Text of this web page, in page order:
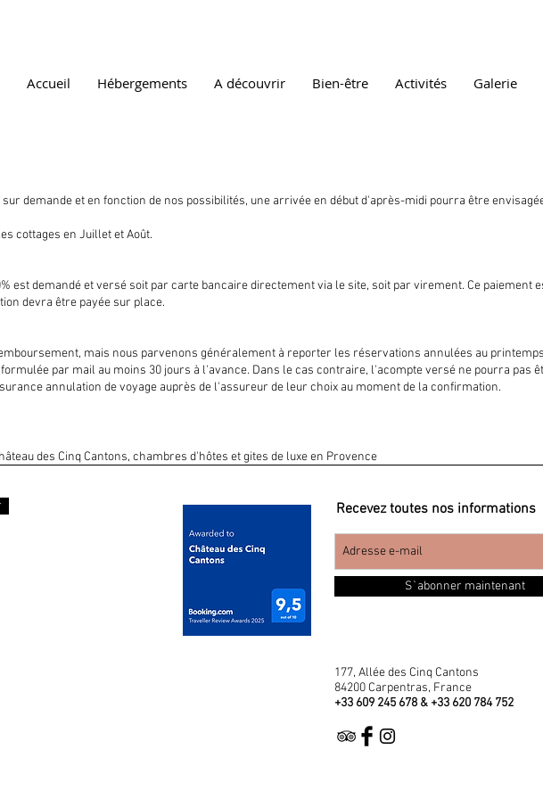
Accueil Hébergements A découvrir Bien-être Activités Galerie
demande et en fonction de nos possibilités, une arrivée en début d'après-midi pourra être
cottages en Juillet et Août.
est demandé et versé soit par carte bancaire directement via le site, soit par virement. Ce paiement
devra être payée sur place.
mais nous parvenons généralement à reporter les réservations annulées au
par mail au moins 30 jours à l'avance. Dans le cas contraire, l'acompte versé ne pourra pas
annulation de voyage auprès de l'assureur de leur choix au moment de la confirmation.
des Cinq Cantons, chambres d'hôtes et gites de luxe en Provence
Recevez toutes nos informations
S`abonner maintenant
177, Allée des Cinq Cantons
84200 Carpentras, France
+33 609 245 678 & +33 620 784 752